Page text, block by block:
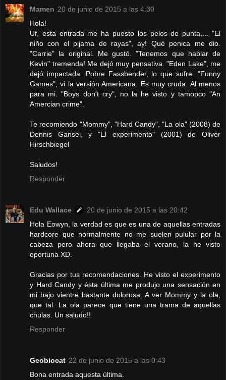
Mamen 20 de junio de 2015 a las 4:30
Hola!
Uf, esta entrada me ha puesto los pelos de punta.... "El
niño con el pijama de rayas", ay! Qué penica me dio.
"Carrie" la original. Me gustó. "Tenemos que hablar de
Kevin" tremenda! Me dejó muy pensativa. "Eden Lake", me
dejó impactada. Pobre Fassbender, lo que sufre. "Funny
Games", vi la versión Americana. Es muy cruda. Al menos
para mi. "Boys don't cry", no la he visto y tamopco "An
Amercian crime".
Te recomiendo "Mommy", "Hard Candy", "La ola" (2008) de
Dennis Gansel, y "El experimento" (2001) de Oliver
Hirschbiegel
Saludos!
Responder
Edu Wallace
20 de junio de 2015 a las 20:42
Hola Eowyn, la verdad es que es una de aquellas entradas
hardcore que normalmente no me suelen pulular por la
cabeza pero ahora que llegaba el verano, la he visto
oportuna XD.
Gracias por tus recomendaciones. He visto el experimento
y Hard Candy y ésta última me produjo una sensación en
mi bajo vientre bastante dolorosa. A ver Mommy y la ola,
que tal. La ola parece que tiene una trama de aquellas
chulas. Un saludo!!
Responder
Geobiocat 22 de junio de 2015 a las 0:43
Bona entrada aquesta última.